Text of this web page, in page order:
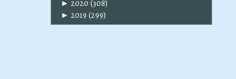
► 2020 (308)
► 2019 (299)